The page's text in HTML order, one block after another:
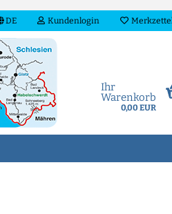
DE Kundenlogin
Ihr
Warenkorb
0,00 EUR